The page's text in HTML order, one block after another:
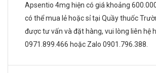
thể bạn từng bị dị ứng, mẫn cảm với
Pitavastatin và bất kỳ thành phần nào
Cách dùng và liều dùng của
Apsentio 4mg hiện có giá khoảng
có thể mua lẻ hoặc sỉ tại Quầy thuốc
được tư vấn và đặt hàng, vui lòng liên hệ
0971.899.466 hoặc Zalo 0901.796.388.